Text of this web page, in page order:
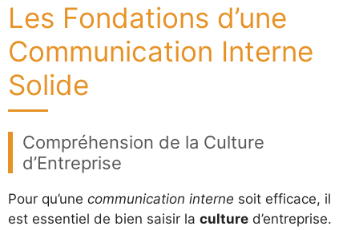
Les Fondations d’une
Communication Interne
Solide
Compréhension de la Culture
d’Entreprise
Pour qu’une communication interne soit efficace, il
est essentiel de bien saisir la culture d’entreprise.